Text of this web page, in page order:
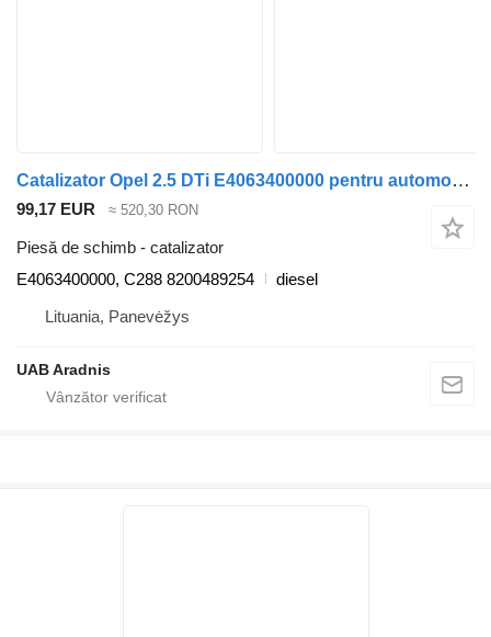
Catalizator Opel 2.5 DTi E4063400000 pentru automobil Opel MOVANO Furgon (F9)
99,17 EUR ≈ 520,30 RON
Piesă de schimb - catalizator
E4063400000, C288 8200489254
diesel
Lituania, Panevėžys
UAB Aradnis